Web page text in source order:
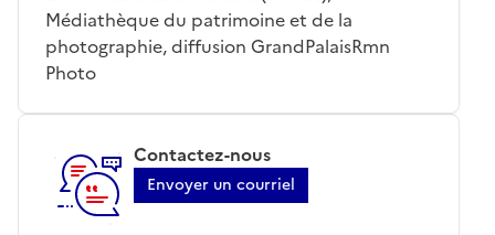
Médiathèque du patrimoine et de la
photographie, diffusion GrandPalaisRmn
Photo
Contactez-nous
Envoyer un courriel